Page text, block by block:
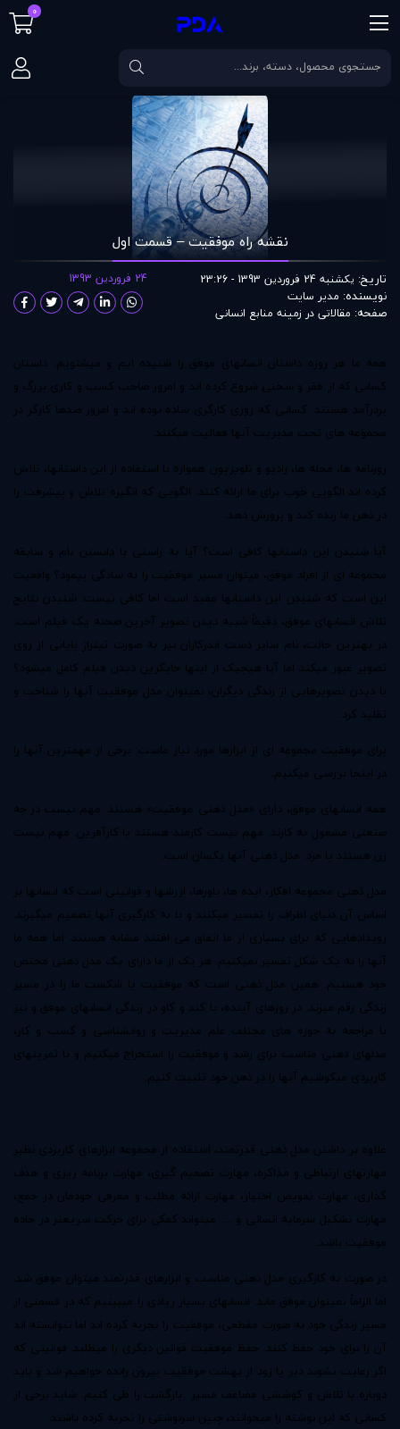
صفحه اصلی مقالات نقشه راه موفقيت – قسمت اول
نقشه راه موفقيت – قسمت اول
تاریخ: یکشنبه 24 فروردین 1393 - 23:26
نویسنده: مدير سايت
صفحه: مقالاتی در زمينه منابع انسانی
24 فروردین 1393
همه ما هر روزه داستان انسانهای موفق را شنیده ایم و میشنویم. داستان
کسانی که از فقر و سختی شروع کرده اند و امروز صاحب کسب و کاری بزرگ و
پردرآمد هستند. کسانی که روزی کارگری ساده بوده اند و امروز صدها کارگر در
مجموعه های تحت مدیریت آنها فعالیت میکنند.
روزنامه ها، مجله ها، رادیو و تلویزیون همواره با استفاده از این داستانها، تلاش
کرده اند الگویی خوب برای ما ارائه کنند. الگویی که انگیزه تلاش و پیشرفت را
در ذهن ما زنده کند و پرورش دهد.
آیا شنیدن این داستانها کافی است؟ آیا به راستی با دانستن نام و سابقه
مجموعه ای از افراد موفق، میتوان مسیر موفقیت را به سادگی پیمود؟ واقعیت
این است که شنیدن این داستانها مفید است اما کافی نیست. شنیدن نتایج
تلاش انسانهای موفق، دقیقاً شبیه دیدن تصویر آخرین صحنه یک فیلم است.
در بهترین حالت، نام سایر دست اندرکاران نیز به صورت تیتراژ پایانی از روی
تصویر عبور میکند اما آیا هیچیک از اینها جایگزین دیدن فیلم کامل میشود؟
با دیدن تصویرهایی از زندگی دیگران، نمیتوان مدل موفقیت آنها را شناخت و
تقلید کرد.
برای موفقیت مجموعه ای از ابزارها مورد نیاز ماست. برخی از مهمترین آنها را
در اینجا بررسی میکنیم.
همه انسانهای موفق، دارای «مدل ذهنی موفقیت» هستند. مهم نیست در چه
صنعتی مشغول به کارند. مهم نیست کارمند هستند یا کارآفرین. مهم نیست
زن هستند یا مرد. مدل ذهنی آنها یکسان است.
مدل ذهنی مجموعه افکار، ایده ها، باورها، ارزشها و قوانینی است که انسانها بر
اساس آن دنیای اطراف را تفسیر میکنند و با به کارگیری آنها تصمیم میگیرند.
رویدادهایی که برای بسیاری از ما اتفاق می افتند مشابه هستند. اما همه ما
آنها را به یک شکل تفسیر نمیکنیم. هر یک از ما دارای یک مدل ذهنی مختص
خود هستیم. همین مدل ذهنی است که موفقیت یا شکست ما را در مسیر
زندگی رقم میزند. در روزهای آینده، با کند و کاو در زندگی انسانهای موفق و نیز
با مراجعه به حوزه های مختلف علم مدیریت و روانشناسی و کسب و کار،
مدلهای ذهنی مناسب برای رشد و موفقیت را استخراج میکنیم و با تمرینهای
کاربردی میکوشیم آنها را در ذهن خود تثبیت کنیم.
علاوه بر داشتن مدل ذهنی قدرتمند، استفاده از مجموعه ابزارهای کاربردی نظیر
مهارتهای ارتباطی و مذاکره، مهارت تصمیم گیری، مهارت برنامه ریزی و هدف
گذاری، مهارت تفویض اختیار، مهارت ارائه مطلب و معرفی خودمان در جمع،
مهارت تشکیل سرمایه انسانی و … میتواند کمکی برای حرکت سریعتر در جاده
موفقیت باشد.
در صورت به کارگیری مدل ذهنی مناسب و ابزارهای قدرتمند میتوان موفق شد.
اما الزاماً نمیتوان موفق ماند. انسانهای بسیار زیادی را میبینیم که در قسمتی از
مسیر زندگی خود به صورت مقطعی، موفقیت را تجربه کرده اند اما نتوانسته اند
آن را برای خود حفظ کنند. حفظ موفقیت قوانین دیگری را میطلبد. قوانینی که
اگر رعایت نشوند دیر یا زود از بهشت موفقیت بیرون رانده خواهیم شد و باید
دوباره با تلاش و کوششی مضاعف مسیر بازگشت را طی کنیم. شاید برخی از
کسانی که این نوشته را میخوانند، چنین سرنوشتی را تجربه کرده باشند.
0